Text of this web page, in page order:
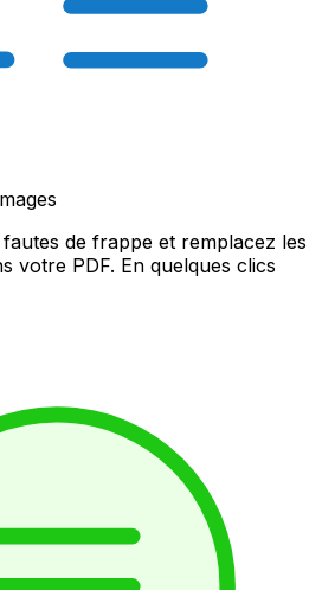
de frappe et remplacez les
votre PDF. En quelques clics